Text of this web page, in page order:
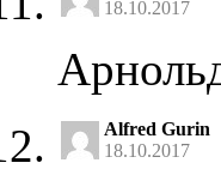
18.10.2017
Alfred Gurin
18.10.2017